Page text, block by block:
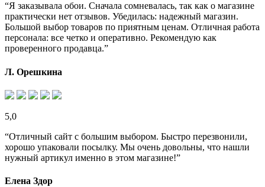
“Я заказывала обои. Сначала сомневалась, так как о магазине
практически нет отзывов. Убедилась: надежный магазин.
Большой выбор товаров по приятным ценам. Отличная работа
персонала: все четко и оперативно. Рекомендую как
проверенного продавца.”
Л. Орешкина
5,0
“Отличный сайт с большим выбором. Быстро перезвонили,
хорошо упаковали посылку. Мы очень довольны, что нашли
нужный артикул именно в этом магазине!”
Елена Здор